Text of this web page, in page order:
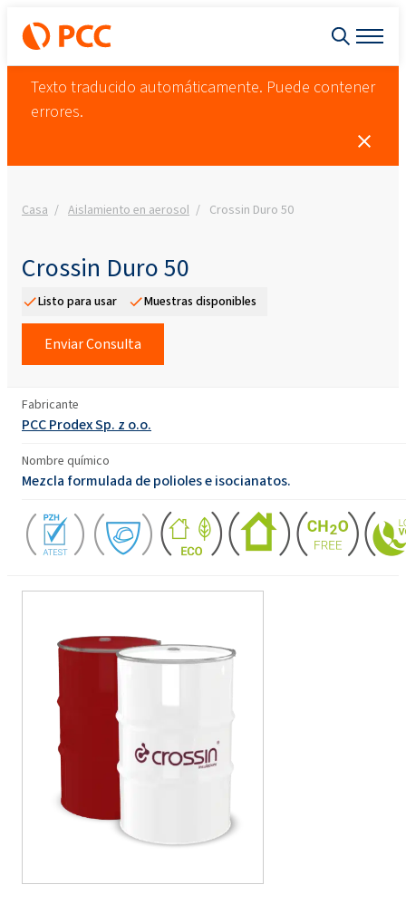
Texto traducido automáticamente. Puede contener
errores.
Casa Aislamiento en aerosol Crossin Duro 50
Crossin Duro 50
Listo para usar Muestras disponibles
Enviar Consulta
Fabricante
PCC Prodex Sp. z o.o.
Nombre químico
Mezcla formulada de polioles e isocianatos.